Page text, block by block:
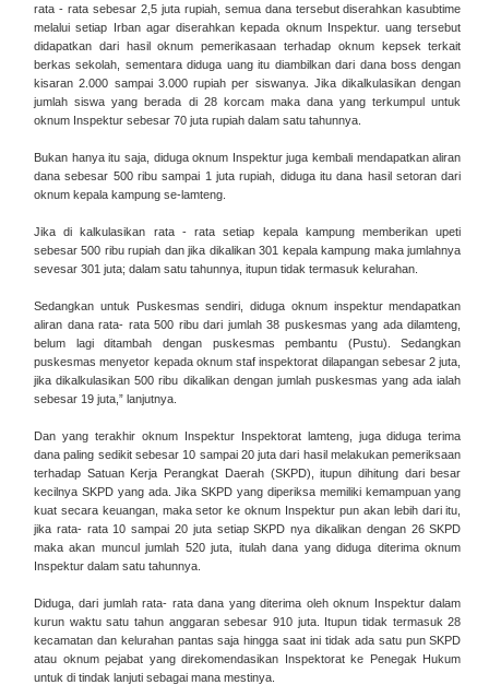
rata - rata sebesar 2,5 juta rupiah, semua dana tersebut diserahkan kasubtime
melalui setiap Irban agar diserahkan kepada oknum Inspektur. uang tersebut
didapatkan dari hasil oknum pemerikasaan terhadap oknum kepsek terkait
berkas sekolah, sementara diduga uang itu diambilkan dari dana boss dengan
kisaran 2.000 sampai 3.000 rupiah per siswanya. Jika dikalkulasikan dengan
jumlah siswa yang berada di 28 korcam maka dana yang terkumpul untuk
oknum Inspektur sebesar 70 juta rupiah dalam satu tahunnya.
Bukan hanya itu saja, diduga oknum Inspektur juga kembali mendapatkan aliran
dana sebesar 500 ribu sampai 1 juta rupiah, diduga itu dana hasil setoran dari
oknum kepala kampung se-lamteng.
Jika di kalkulasikan rata - rata setiap kepala kampung memberikan upeti
sebesar 500 ribu rupiah dan jika dikalikan 301 kepala kampung maka jumlahnya
sevesar 301 juta; dalam satu tahunnya, itupun tidak termasuk kelurahan.
Sedangkan untuk Puskesmas sendiri, diduga oknum inspektur mendapatkan
aliran dana rata- rata 500 ribu dari jumlah 38 puskesmas yang ada dilamteng,
belum lagi ditambah dengan puskesmas pembantu (Pustu). Sedangkan
puskesmas menyetor kepada oknum staf inspektorat dilapangan sebesar 2 juta,
jika dikalkulasikan 500 ribu dikalikan dengan jumlah puskesmas yang ada ialah
sebesar 19 juta,” lanjutnya.
Dan yang terakhir oknum Inspektur Inspektorat lamteng, juga diduga terima
dana paling sedikit sebesar 10 sampai 20 juta dari hasil melakukan pemeriksaan
terhadap Satuan Kerja Perangkat Daerah (SKPD), itupun dihitung dari besar
kecilnya SKPD yang ada. Jika SKPD yang diperiksa memiliki kemampuan yang
kuat secara keuangan, maka setor ke oknum Inspektur pun akan lebih dari itu,
jika rata- rata 10 sampai 20 juta setiap SKPD nya dikalikan dengan 26 SKPD
maka akan muncul jumlah 520 juta, itulah dana yang diduga diterima oknum
Inspektur dalam satu tahunnya.
Diduga, dari jumlah rata- rata dana yang diterima oleh oknum Inspektur dalam
kurun waktu satu tahun anggaran sebesar 910 juta. Itupun tidak termasuk 28
kecamatan dan kelurahan pantas saja hingga saat ini tidak ada satu pun SKPD
atau oknum pejabat yang direkomendasikan Inspektorat ke Penegak Hukum
untuk di tindak lanjuti sebagai mana mestinya.